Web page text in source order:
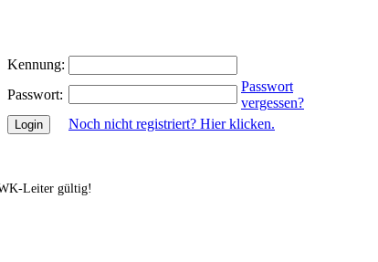
Kennung:
Passwort:
Passwort
vergessen?
Noch nicht registriert? Hier klicken.
Leiter gültig!